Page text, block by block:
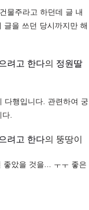
물주라고 하던데 글 내
글을 쓰던 당시까지만 해
려고 한다의 정원딸
다행입니다. 관련하여 궁
다.
려고 한다의 뚱땅이
좋았을 것을... ㅜㅜ 좋은